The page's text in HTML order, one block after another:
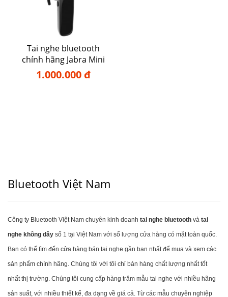
Tai nghe bluetooth
chính hãng Jabra Mini
1.000.000 đ
Bluetooth Việt Nam
Công ty Bluetooth Việt Nam chuyên kinh doanh tai nghe bluetooth và tai
nghe không dây số 1 tại Việt Nam với số lượng cửa hàng có mặt toàn quốc.
Bạn có thể tìm đến cửa hàng bán tai nghe gần bạn nhất để mua và xem các
sản phẩm chính hãng. Chúng tôi với tôi chỉ bán hàng chất lượng nhất tốt
nhất thị trường. Chúng tôi cung cấp hàng trăm mẫu tai nghe với nhiều hãng
sản suất, với nhiều thiết kế, đa dạng về giá cả. Từ các mẫu chuyên nghiệp